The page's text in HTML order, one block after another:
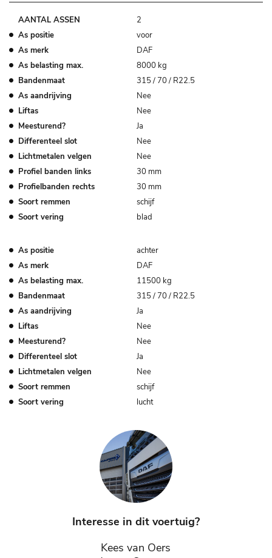
AANTAL ASSEN
2
As positie
voor
As merk
DAF
As belasting max.
8000 kg
Bandenmaat
315 / 70 / R22.5
As aandrijving
Nee
Liftas
Nee
Meesturend?
Ja
Differenteel slot
Nee
Lichtmetalen velgen
Nee
Profiel banden links
30 mm
Profielbanden rechts
30 mm
Soort remmen
schijf
Soort vering
blad
As positie
achter
As merk
DAF
As belasting max.
11500 kg
Bandenmaat
315 / 70 / R22.5
As aandrijving
Ja
Liftas
Nee
Meesturend?
Nee
Differenteel slot
Ja
Lichtmetalen velgen
Nee
Soort remmen
schijf
Soort vering
lucht
Interesse in dit voertuig?
Kees van Oers